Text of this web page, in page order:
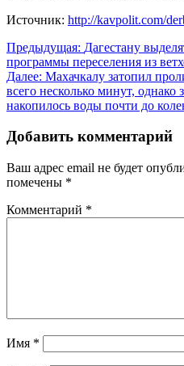
Источник: http://kavpolit.com/
Навигация
по
записям
Предыдущая: Дагестану
программы переселения из
Далее: Махачкалу затопил
всего несколько минут, однако
накопилось воды почти до
Добавить комментарий
Ваш адрес email не будет
помечены *
Комментарий *
Имя *